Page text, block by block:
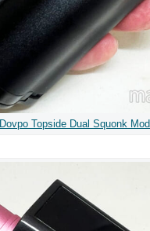
Dovpo Topside Dual Squonk Mod